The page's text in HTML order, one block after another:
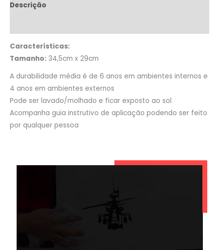
Descrição
Características:
Tamanho: 34,5cm x 29cm
A durabilidade média é de 6 anos em ambientes internos e
4 anos em ambientes externos
Pode ser lavado/molhado e ficar exposto ao sol
Acompanha guia instrutivo de aplicação podendo ser feito
por qualquer pessoa